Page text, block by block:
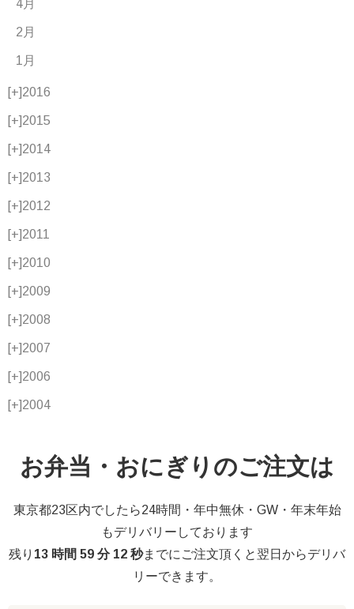
4月
2月
1月
[+]2016
[+]2015
[+]2014
[+]2013
[+]2012
[+]2011
[+]2010
[+]2009
[+]2008
[+]2007
[+]2006
[+]2004
お弁当・おにぎりのご注文は
東京都23区内でしたら24時間・年中無休・GW・年末年始
もデリバリーしております
残り 13 時間 59 分 12 秒までにご注文頂くと翌日からデリバ
リーできます。